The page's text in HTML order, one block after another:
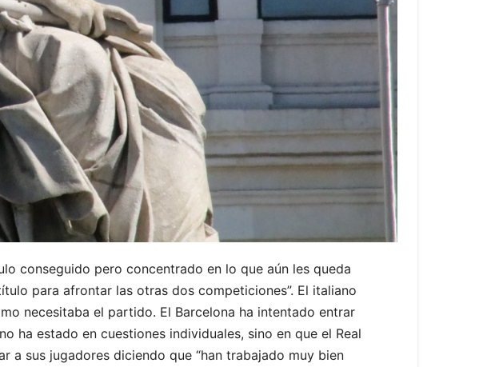
conseguido pero concentrado en lo que aún les queda
para afrontar las otras dos competiciones”. El italiano
necesitaba el partido. El Barcelona ha intentado entrar
ha estado en cuestiones individuales, sino en que el Real
a sus jugadores diciendo que “han trabajado muy bien